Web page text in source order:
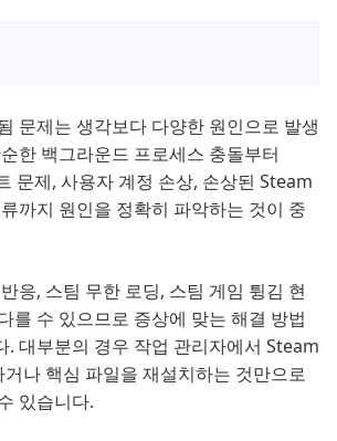
문제는 생각보다 다양한 원인으로 발생
한 백그라운드 프로세스 충돌부터
문제, 사용자 계정 손상, 손상된 Steam
까지 원인을 정확히 파악하는 것이 중
응, 스팀 무한 로딩, 스팀 게임 튕김 현
를 수 있으므로 증상에 맞는 해결 방법
. 대부분의 경우 작업 관리자에서 Steam
나 핵심 파일을 재설치하는 것만으로
있습니다.